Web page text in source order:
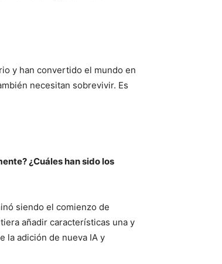
y han convertido el mundo en
necesitan sobrevivir. Es
¿Cuáles han sido los
siendo el comienzo de
añadir características una y
la adición de nueva IA y